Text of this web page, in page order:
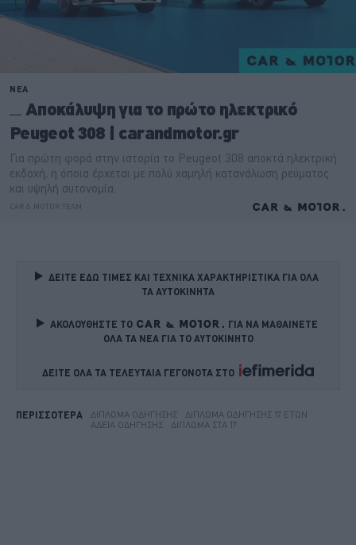
ΔΕΙΤΕ ΕΔΩ ΤΙΜΕΣ ΚΑΙ ΤΕΧΝΙΚΑ ΧΑΡΑΚΤΗΡΙΣΤΙΚΑ ΓΙΑ ΟΛΑ
ΤΑ ΑΥΤΟΚΙΝΗΤΑ
ΑΚΟΛΟΥΘΗΣΤΕ ΤΟ
ΓΙΑ ΝΑ ΜΑΘΑΙΝΕΤΕ
ΟΛΑ ΤΑ ΝΕΑ ΓΙΑ ΤΟ ΑΥΤΟΚΙΝΗΤΟ
ΔΕΙΤΕ ΟΛΑ ΤΑ ΤΕΛΕΥΤΑΙΑ ΓΕΓΟΝΟΤΑ ΣΤΟ
ΠΕΡΙΣΣΟΤΕΡΑ ΔΊΠΛΩΜΑ ΟΔΉΓΗΣΗΣ
ΔΊΠΛΩΜΑ ΟΔΉΓΗΣΗΣ 17 ΕΤΏΝ
ΆΔΕΙΑ ΟΔΉΓΗΣΗΣ
ΔΊΠΛΩΜΑ ΣΤΑ 17